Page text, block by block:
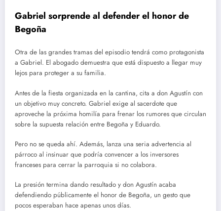
Gabriel sorprende al defender el honor de
Begoña
Otra de las grandes tramas del episodio tendrá como protagonista
a Gabriel. El abogado demuestra que está dispuesto a llegar muy
lejos para proteger a su familia.
Antes de la fiesta organizada en la cantina, cita a don Agustín con
un objetivo muy concreto. Gabriel exige al sacerdote que
aproveche la próxima homilía para frenar los rumores que circulan
sobre la supuesta relación entre Begoña y Eduardo.
Pero no se queda ahí. Además, lanza una seria advertencia al
párroco al insinuar que podría convencer a los inversores
franceses para cerrar la parroquia si no colabora.
La presión termina dando resultado y don Agustín acaba
defendiendo públicamente el honor de Begoña, un gesto que
pocos esperaban hace apenas unos días.